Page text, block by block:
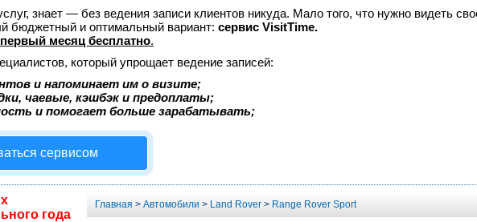
знает — без ведения записи клиентов никуда. Мало того, что нужно видеть
бюджетный и оптимальный вариант: сервис VisitTime.
первый месяц бесплатно.
который упрощает ведение записей:
и напоминает им о визите;
чаевые, кэшбэк и предоплаты;
и помогает больше зарабатывать;
сервисом
года
Главная > Автомобили > Land Rover> Range Rover Sport